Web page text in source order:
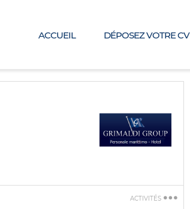
ACCUEIL DÉPOSEZ VOTRE CV
ACTIVITÉS